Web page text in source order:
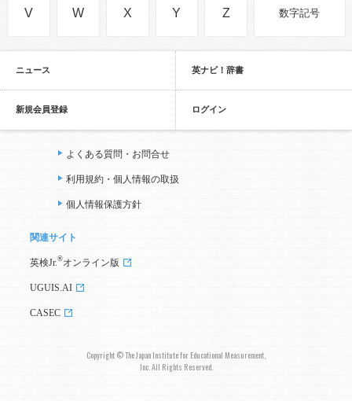
V W X Y Z 数字記号
ニュース 英ナビ！辞書
新規会員登録 ログイン
よくある質問・お問合せ
利用規約・個人情報の取扱
個人情報保護方針
関連サイト
英検Jr. ®オンライン版
UGUIS.AI
CASEC
Copyright © The Japan Institute for Educational Measurement,
Inc. All Rights Reserved.